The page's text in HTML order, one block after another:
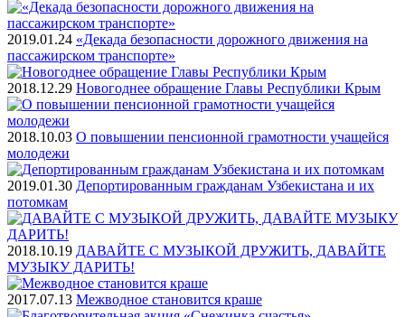
2019.01.24 «Декада безопасности дорожного движения на
пассажирском транспорте»
2018.12.29 Новогоднее обращение Главы Республики Крым
2018.10.03 О повышении пенсионной грамотности учащейся
молодежи
2019.01.30 Депортированным гражданам Узбекистана и их
потомкам
2018.10.19 ДАВАЙТЕ С МУЗЫКОЙ ДРУЖИТЬ, ДАВАЙТЕ
МУЗЫКУ ДАРИТЬ!
2017.07.13 Межводное становится краше